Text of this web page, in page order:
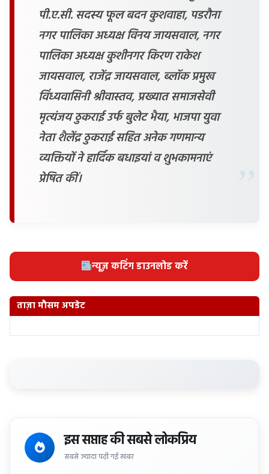
पी.ए.सी. सदस्य फूल बदन कुशवाहा, पडरौना
नगर पालिका अध्यक्ष विनय जायसवाल, नगर
पालिका अध्यक्ष कुशीनगर किरण राकेश
जायसवाल, राजेंद्र जायसवाल, ब्लॉक प्रमुख
विंध्यवासिनी श्रीवास्तव, प्रख्यात समाजसेवी
मृत्यंजय ठुकराई उर्फ बुलेट भैया, भाजपा युवा
नेता शैलेंद्र ठुकराई सहित अनेक गणमान्य
व्यक्तियों ने हार्दिक बधाइयां व शुभकामनाएं
प्रेषित कीं।
न्यूज़ कटिंग डाउनलोड करें
ताज़ा मौसम अपडेट
इस सप्ताह की सबसे लोकप्रिय
सबसे ज्यादा पढ़ी गई खबर